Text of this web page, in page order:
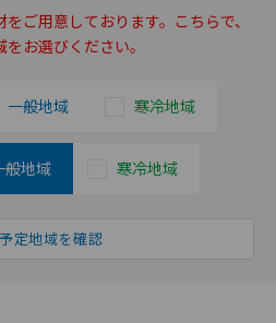
ご用意しております。こちらで、
お選びください。
一般地域 寒冷地域
般地域 寒冷地域
定地域を確認